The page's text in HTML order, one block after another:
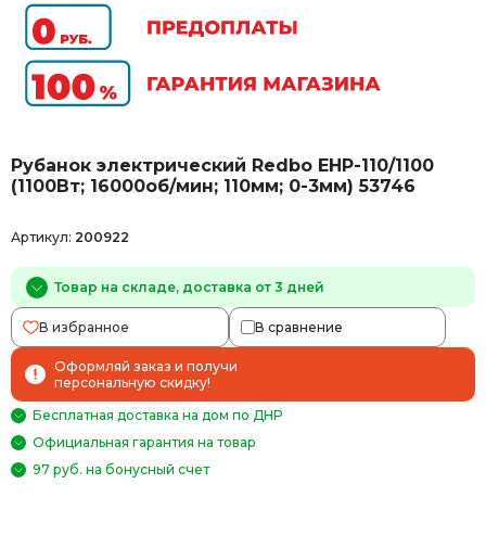
Рубанок электрический Redbo EHP-110/1100
(1100Вт; 16000об/мин; 110мм; 0-3мм) 53746
Артикул: 200922
Товар на складе, доставка от 3 дней
В избранное В сравнение
Оформляй заказ и получи
персональную скидку!
Бесплатная доставка на дом по ДНР
Официальная гарантия на товар
97 руб. на бонусный счет